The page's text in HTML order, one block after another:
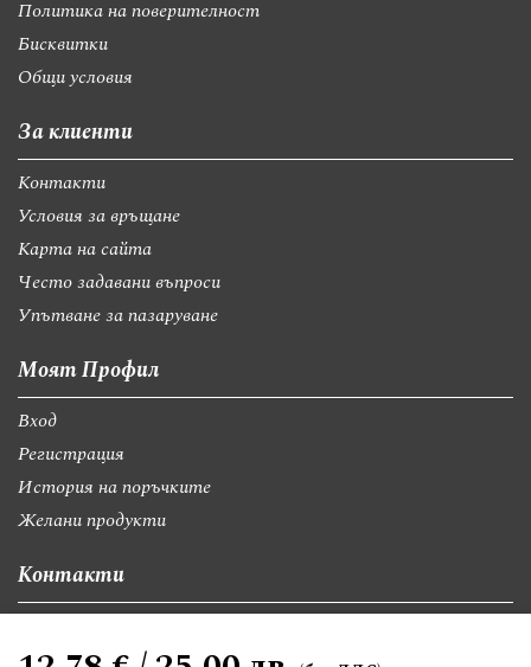
Политика на поверителност
Бисквитки
Общи условия
За клиенти
Контакти
Условия за връщане
Карта на сайта
Често задавани въпроси
Упътване за пазаруване
Моят Профил
Вход
Регистрация
История на поръчките
Желани продукти
Контакти
giftsbgnet@gmail.com